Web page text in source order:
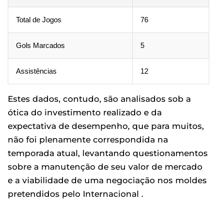
Total de Jogos 76
Gols Marcados 5
Assistências 12
Estes dados, contudo, são analisados sob a
ótica do investimento realizado e da
expectativa de desempenho, que para muitos,
não foi plenamente correspondida na
temporada atual, levantando questionamentos
sobre a manutenção de seu valor de mercado
e a viabilidade de uma negociação nos moldes
pretendidos pelo Internacional .